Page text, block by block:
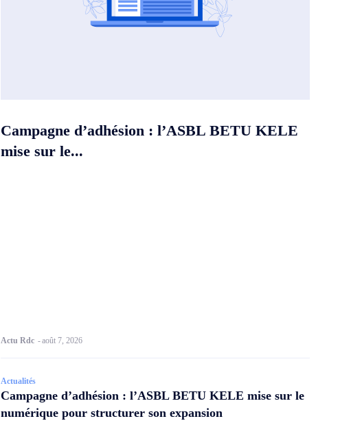
Campagne d’adhésion : l’ASBL BETU KELE
mise sur le...
Actu Rdc -août 7, 2026
Actualités
Campagne d’adhésion : l’ASBL BETU KELE mise sur le
numérique pour structurer son expansion